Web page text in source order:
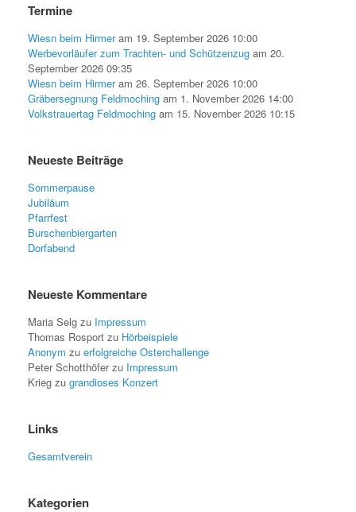
Termine
Wiesn beim Hirmeram 19. September 2026 10:00
Werbevorläufer zum Trachten- und Schützenzug am 20.
September 2026 09:35
Wiesn beim Hirmeram 26. September 2026 10:00
Gräbersegnung Feldmoching am 1. November 2026 14:00
Volkstrauertag Feldmoching am 15. November 2026 10:15
Neueste Beiträge
Sommerpause
Jubiläum
Pfarrfest
Burschenbiergarten
Dorfabend
Neueste Kommentare
Maria Selg zu Impressum
Thomas Rosport zu Hörbeispiele
Anonym zu erfolgreiche Osterchallenge
Peter Schotthöferzu Impressum
Krieg zu grandioses Konzert
Links
Gesamtverein
Kategorien